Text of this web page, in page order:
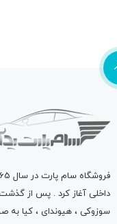
فروشگاه سام پارت
سوزوکی ، هیوندای ، کیا به